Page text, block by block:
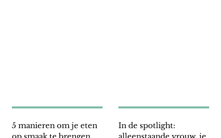
5 manieren om je eten
In de spotlight: